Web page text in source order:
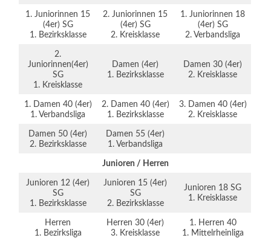
1. Juniorinnen 15
(4er) SG
1. Bezirksklasse
2. Juniorinnen 15
(4er) SG
2. Kreisklasse
1. Juniorinnen 18
(4er) SG
2. Verbandsliga
2.
Juniorinnen(4er)
SG
1. Kreisklasse
Damen (4er)
1. Bezirksklasse
Damen 30 (4er)
2. Kreisklasse
1. Damen 40 (4er)
1. Verbandsliga
2. Damen 40 (4er)
1. Bezirksklasse
3. Damen 40 (4er)
2. Kreisklasse
Damen 50 (4er)
2. Bezirksklasse
Damen 55 (4er)
1. Verbandsliga
Junioren / Herren
Junioren 12 (4er)
SG
1. Bezirksklasse
Junioren 15 (4er)
SG
2. Bezirksklasse
Junioren 18 SG
1. Kreisklasse
Herren
1. Bezirksliga
Herren 30 (4er)
3. Kreisklasse
1. Herren 40
1. Mittelrheinliga